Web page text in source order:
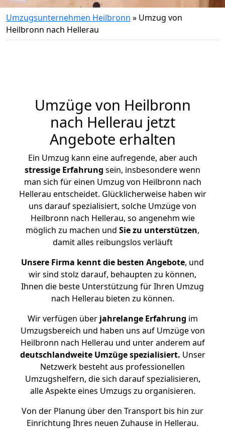
Umzugsunternehmen Heilbronn » Umzug von
Heilbronn nach Hellerau
Umzüge von Heilbronn
nach Hellerau jetzt
Angebote erhalten
Ein Umzug kann eine aufregende, aber auch
stressige Erfahrung sein, insbesondere wenn
man sich für einen Umzug von Heilbronn nach
Hellerau entscheidet. Glücklicherweise haben wir
uns darauf spezialisiert, solche Umzüge von
Heilbronn nach Hellerau, so angenehm wie
möglich zu machen und Sie zu unterstützen,
damit alles reibungslos verläuft
Unsere Firma kennt die besten Angebote, und
wir sind stolz darauf, behaupten zu können,
Ihnen die beste Unterstützung für Ihren Umzug
nach Hellerau bieten zu können.
Wir verfügen überjahrelange Erfahrung im
Umzugsbereich und haben uns auf Umzüge von
Heilbronn nach Hellerau und unter anderem auf
deutschlandweite Umzüge spezialisiert. Unser
Netzwerk besteht aus professionellen
Umzugshelfern, die sich darauf spezialisieren,
alle Aspekte eines Umzugs zu organisieren.
Von der Planung über den Transport bis hin zur
Einrichtung Ihres neuen Zuhause in Hellerau.